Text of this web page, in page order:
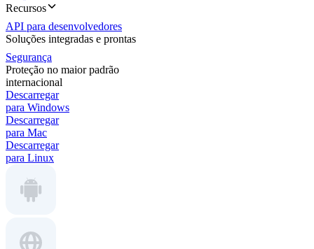
Recursos
API para desenvolvedores
Soluções integradas e prontas
Segurança
Proteção no maior padrão
internacional
Descarregar
para Windows
Descarregar
para Mac
Descarregar
para Linux